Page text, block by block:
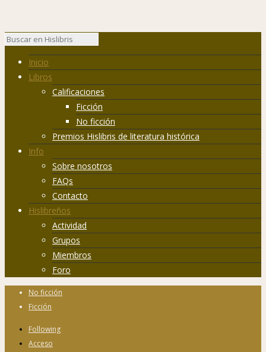
Inicio
Libros
Calificaciones
Ficción
No ficción
Premios Hislibris de literatura histórica
Info
Sobre nosotros
FAQs
Contacto
Hislibreños
Actividad
Grupos
Miembros
Foro
No ficción
Ficción
Following
Acceso